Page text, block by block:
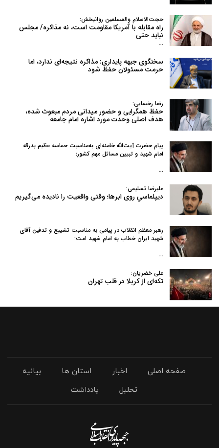
حجت‌الاسلام والمسلمین روانبخش:
راه مقابله با آمریکا مقاومت است، نه مذاکره/ مجلس
نباید حتی
…
سخنگوی جبهه پایداری: مذاکره نتیجه‌ای ندارد، اما
حرمت مسئولان حفظ شود
رضا رخسایی:
حفظ همگرایی و حضور میدانی مردم مبعوث شده،
هدف اصلی وحدت مورد اشاره امام جامعه
پیام حضرت آیت‌الله خامنه‌ای به‌مناسبت حماسه عظیم بدرقه
امام شهید و تبیین مسائل مهم کشور؛
…
علیرضا تسلیمی:
دیپلماسیِ روی ابرها؛ وقتی واقعیت را نادیده می‌گیریم
رهبر معظم انقلاب در پیامی به‌ مناسبت تشییع و تدفین آقای
شهید ایران خطاب به امام شهید امت:
…
علی خضریان:
تکه‌ای از کربلا در قلب تهران
صفحه اصلی اخبار استان ها
بیانیه
تحلیل
یادداشت